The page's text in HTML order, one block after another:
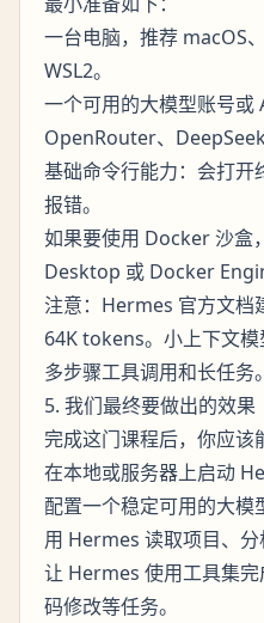
一台电脑，推荐 macOS
WSL2。
一个可用的大模型账号或
OpenRouter、
基础命令行能力：会打开
报错。
如果要使用 Docker 沙盒
Desktop 或 Docker
注意：Hermes 官方文档
64K tokens。小上下文
多步骤工具调用和长任务。
5. 我们最终要做出的效果
完成这门课程后，你应该
在本地或服务器上启动
配置一个稳定可用的大模
用 Hermes 读取项目、分
让 Hermes 使用工具集
码修改等任务。